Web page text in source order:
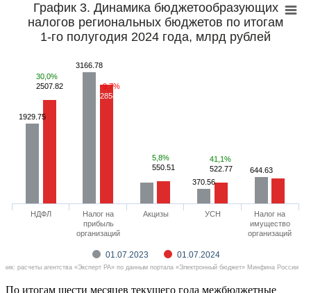
График 3. Динамика бюджетообразующих
налогов региональных бюджетов по итогам
1-го полугодия 2024 года, млрд рублей
1929.75
3166.78
370.56
644.63
30,0%
2507.82
-9,7%
2858.38
5,8%
550.51
41,1%
522.77
01.07.2023 01.07.2024
НДФЛ
Налог на
прибыль
организаций
Акцизы УСН
Налог на
имущество
организаций
расчеты агентства «Эксперт РА» по данным портала «Электронный бюджет» Минфина России
По итогам шести месяцев текущего года межбюджетные